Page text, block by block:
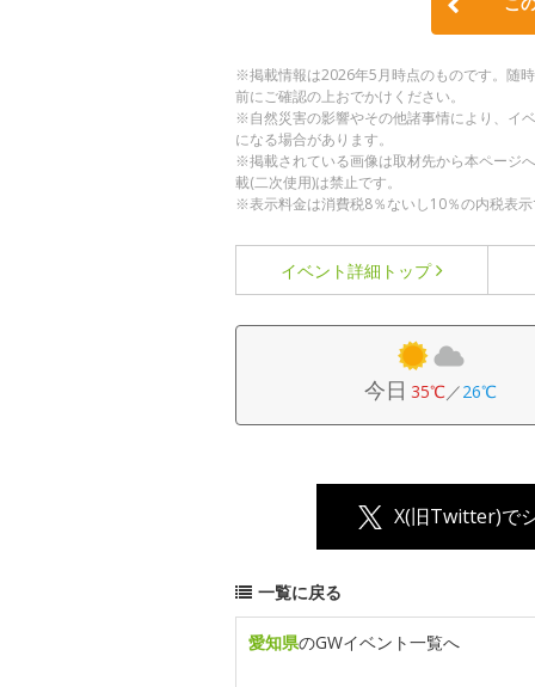
※掲載情報は2026年5月時点のものです。随
前にご確認の上おでかけください。
※自然災害の影響やその他諸事情により、イ
になる場合があります。
※掲載されている画像は取材先から本ページ
載(二次使用)は禁止です。
※表示料金は消費税8％ないし10％の内税表示
イベント詳細 トップ
今日 35℃／26℃
X(旧Twitter)で
一覧に戻る
愛知県のGWイベント一覧へ